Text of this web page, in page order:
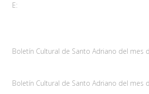
E:
Boletín Cultural de Santo Adriano del mes
Boletín Cultural de Santo Adriano del mes